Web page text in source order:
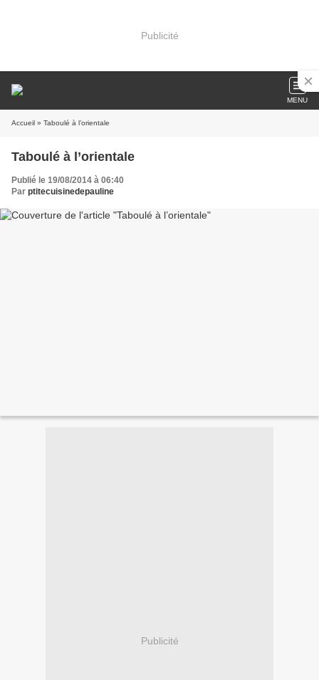
Publicité
MENU
Accueil » Taboulé à l’orientale
Taboulé à l’orientale
Publié le 19/08/2014 à 06:40
Par ptitecuisinedepauline
Publicité